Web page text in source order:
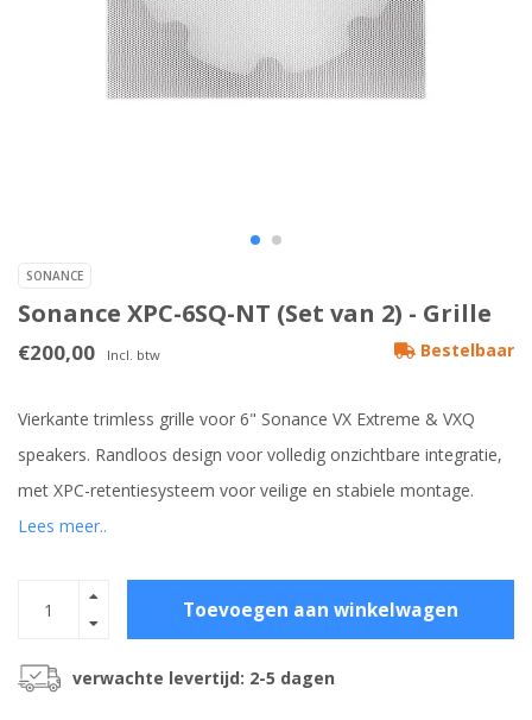
SONANCE
Sonance XPC-6SQ-NT (Set van 2) - Grille
€200,00 Incl. btw Bestelbaar
Vierkante trimless grille voor 6" Sonance VX Extreme & VXQ
speakers. Randloos design voor volledig onzichtbare integratie,
met XPC-retentiesysteem voor veilige en stabiele montage.
Lees meer..
Toevoegen aan winkelwagen
verwachte levertijd: 2-5 dagen